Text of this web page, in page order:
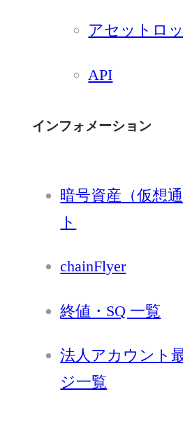
アセットロ
API
インフォメーション
暗号資産（仮想
ト
chainFlyer
終値・SQ 一覧
法人アカウント
ジ一覧